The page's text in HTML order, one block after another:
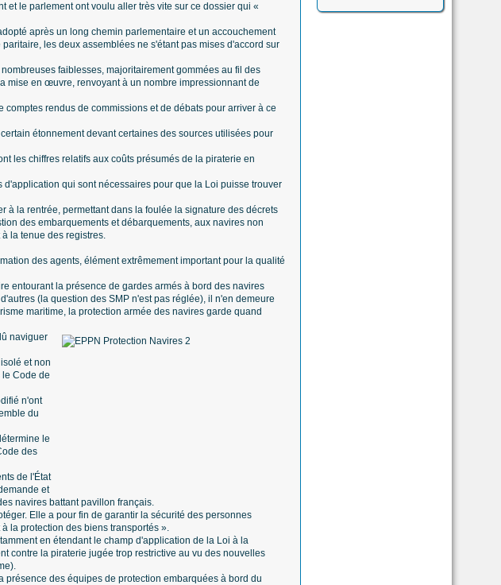
et le parlement ont voulu aller très vite sur ce dossier qui «
après un long chemin parlementaire et un accouchement
les deux assemblées ne s'étant pas mises d'accord sur
faiblesses, majoritairement gommées au fil des
mise en œuvre, renvoyant à un nombre impressionnant de
rendus de commissions et de débats pour arriver à ce
étonnement devant certaines des sources utilisées pour
les chiffres relatifs aux coûts présumés de la piraterie en
qui sont nécessaires pour que la Loi puisse trouver
à la rentrée, permettant dans la foulée la signature des décrets
des embarquements et débarquements, aux navires non
la tenue des registres.
des agents, élément extrêmement important pour la qualité
entourant la présence de gardes armés à bord des navires
(la question des SMP n'est pas réglée), il n'en demeure
maritime, la protection armée des navires garde quand
naviguer
et non
Code de
n'ont
du
le
des
de l'État
et
navires battant pavillon français.
Elle a pour fin de garantir la sécurité des personnes
la protection des biens transportés ».
en étendant le champ d'application de la Loi à la
contre la piraterie jugée trop restrictive au vu des nouvelles
des équipes de protection embarquées à bord du